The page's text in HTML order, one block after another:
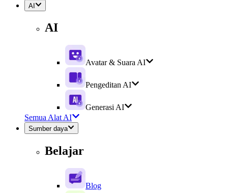
AI
AI
Avatar & Suara AI
Pengeditan AI
Generasi AI
Semua Alat AI
Sumber daya
Belajar
Blog